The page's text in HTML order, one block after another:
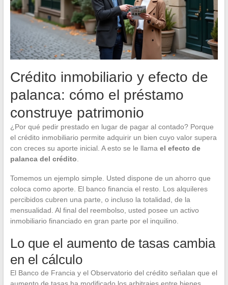
Crédito inmobiliario y efecto de
palanca: cómo el préstamo
construye patrimonio
¿Por qué pedir prestado en lugar de pagar al contado? Porque
el crédito inmobiliario permite adquirir un bien cuyo valor supera
con creces su aporte inicial. A esto se le llama el efecto de
palanca del crédito
Tomemos un ejemplo simple. Usted dispone de un ahorro que
coloca como aporte. El banco financia el resto. Los alquileres
percibidos cubren una parte, o incluso la totalidad, de la
mensualidad. Al final del reembolso, usted posee un activo
inmobiliario financiado en gran parte por el inquilino.
Lo que el aumento de tasas cambia
en el cálculo
El Banco de Francia y el Observatorio del crédito señalan que el
aumento de tasas ha modificado los arbitrajes entre bienes